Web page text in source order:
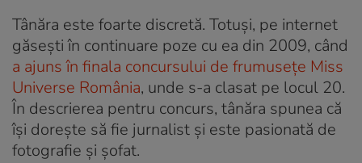
Tânăra este foarte discretă. Totuși, pe internet
găsești în continuare poze cu ea din 2009, când
a ajuns în finala concursului de frumusețe Miss
Universe România, unde s-a clasat pe locul 20.
În descrierea pentru concurs, tânăra spunea că
își dorește să fie jurnalist și este pasionată de
fotografie și șofat.